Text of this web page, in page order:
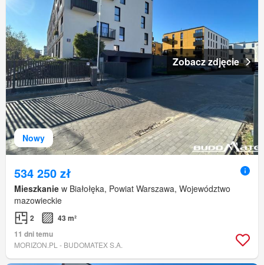
Nowy
Zobacz zdjęcie
534 250 zł
Mieszkanie w Białołęka, Powiat Warszawa, Województwo
mazowieckie
2
43 m²
11 dni temu
MORIZON.PL - BUDOMATEX S.A.